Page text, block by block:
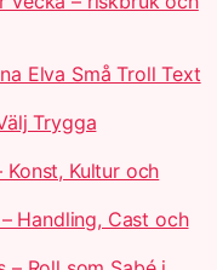
Elva Små Troll Text
Trygga
Konst, Kultur och
Handling, Cast och